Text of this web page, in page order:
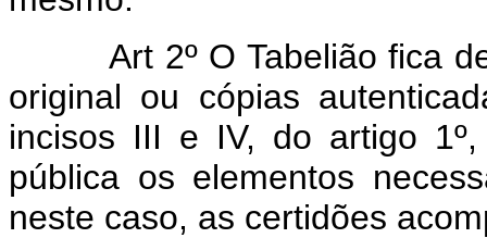
Art 2º O Tabelião fica
original ou cópias
incisos III e IV, do artigo
pública os elementos
neste caso, as certidões